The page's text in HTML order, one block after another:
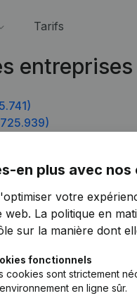
Tarifs
en plus avec nos
votre
web. La politique en
sur la manière dont
fonctionnels
cookies sont strictement
en ligne sûr.